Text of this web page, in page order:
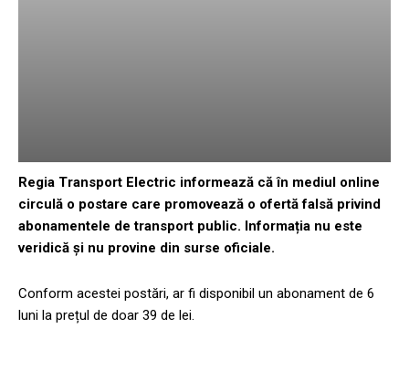
Regia Transport Electric informează că în mediul online
circulă o postare care promovează o ofertă falsă privind
abonamentele de transport public. Informația nu este
veridică și nu provine din surse oficiale.
Conform acestei postări, ar fi disponibil un abonament de 6
luni la prețul de doar 39 de lei.